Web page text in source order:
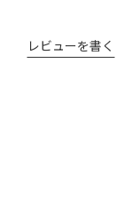
レビューを書く